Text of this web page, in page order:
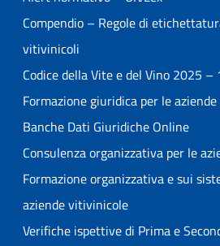
Compendio – Regole di
vitivinicoli
Codice della Vite e del Vino 2025 –
Formazione giuridica per le
Banche Dati Giuridiche Online
Consulenza organizzativa per le
Formazione organizzativa e sui
aziende vitivinicole
Verifiche ispettive di Prima e